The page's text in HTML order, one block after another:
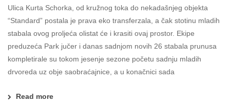
Ulica Kurta Schorka, od kružnog toka do nekadašnjeg objekta
“Standard” postala je prava eko transferzala, a čak stotinu mladih
stabala ovog proljeća olistat će i krasiti ovaj prostor. Ekipe
preduzeća Park jučer i danas sadnjom novih 26 stabala prunusa
kompletirale su tokom jesenje sezone početu sadnju mladih
drvoreda uz obje saobraćajnice, a u konačnici sada
Read more